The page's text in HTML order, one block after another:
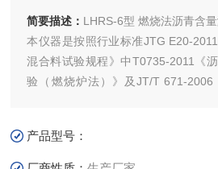
简要描述： LHRS-6型 燃烧法沥青含
本仪器是按照行业标准JTG E20-
混合料试验规程》中T0735-2011《
验（燃烧炉法）》及JT/T 671-2006
量，也适用于对燃烧后的沥青混合料
混合料
产品型号：